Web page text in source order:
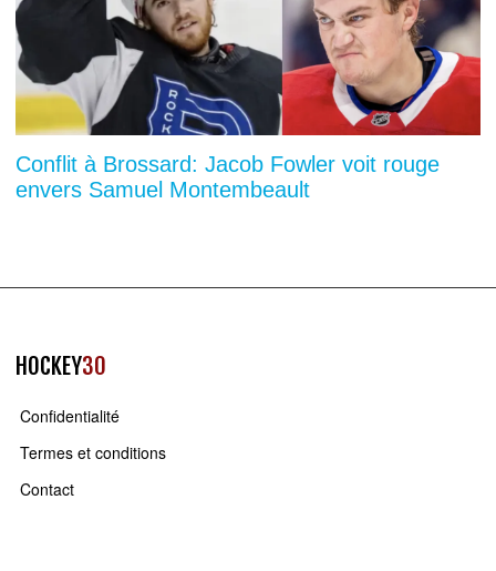
Conflit à Brossard: Jacob Fowler voit rouge
envers Samuel Montembeault
HOCKEY30
Confidentialité
Termes et conditions
Contact